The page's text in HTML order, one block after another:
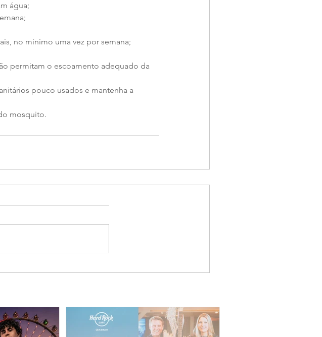
água;
no mínimo uma vez por semana;
permitam o escoamento adequado da
pouco usados e mantenha a
mosquito.